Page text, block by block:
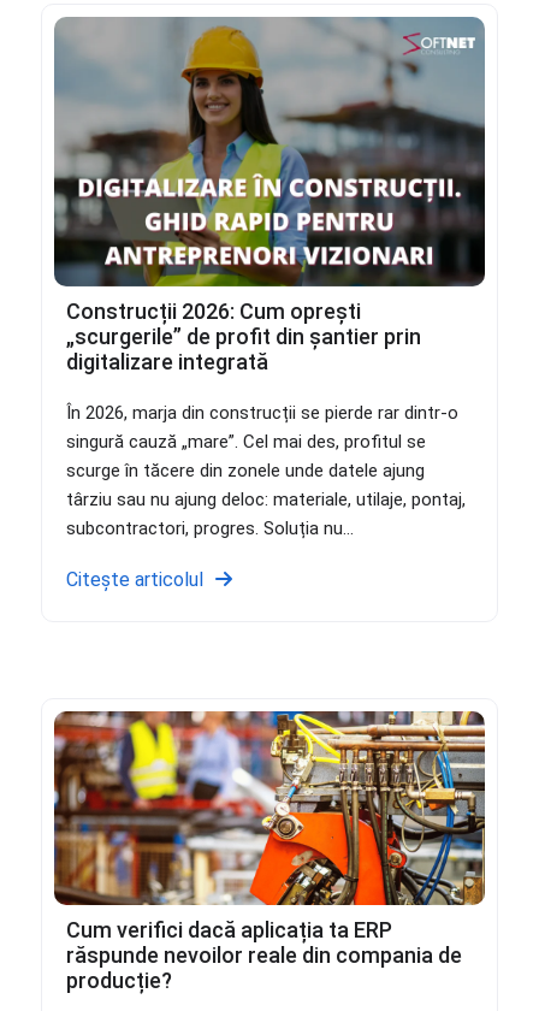
Construcții 2026: Cum oprești
„scurgerile” de profit din șantier prin
digitalizare integrată
În 2026, marja din construcții se pierde rar dintr-o
singură cauză „mare”. Cel mai des, profitul se
scurge în tăcere din zonele unde datele ajung
târziu sau nu ajung deloc: materiale, utilaje, pontaj,
subcontractori, progres. Soluția nu...
Citește articolul
Cum verifici dacă aplicația ta ERP
răspunde nevoilor reale din compania de
producție?